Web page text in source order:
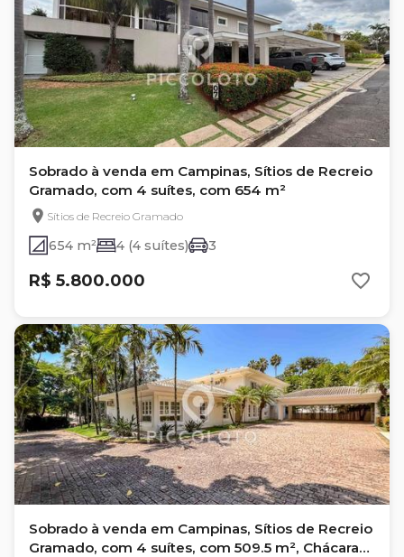
Sobrado à venda em Campinas, Sítios de Recreio
Gramado, com 4 suítes, com 654 m²
Sítios de Recreio Gramado
654 m² 4 (4 suítes) 3
R$ 5.800.000
Sobrado à venda em Campinas, Sítios de Recreio
Gramado, com 4 suítes, com 509.5 m², Chácara